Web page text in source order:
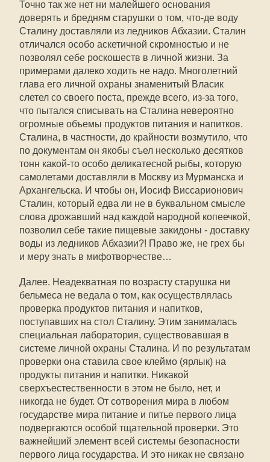
Точно так же нет ни малейшего основания
доверять и бредням старушки о том, что-де воду
Сталину доставляли из ледников Абхазии. Сталин
отличался особо аскетичной скромностью и не
позволял себе роскошеств в личной жизни. За
примерами далеко ходить не надо. Многолетний
глава его личной охраны знаменитый Власик
слетел со своего поста, прежде всего, из-за того,
что пытался списывать на Сталина невероятно
огромные объемы продуктов питания и напитков.
Сталина, в частности, до крайности возмутило, что
по документам он якобы съел несколько десятков
тонн какой-то особо деликатесной рыбы, которую
самолетами доставляли в Москву из Мурманска и
Архангельска. И чтобы он, Иосиф Виссарионович
Сталин, который едва ли не в буквальном смысле
слова дрожавший над каждой народной копеечкой,
позволил себе такие пищевые закидоны - доставку
воды из ледников Абхазии?! Право же, не грех бы
и меру знать в мифотворчестве…
Далее. Неадекватная по возрасту старушка ни
бельмеса не ведала о том, как осуществлялась
проверка продуктов питания и напитков,
поступавших на стол Сталину. Этим занималась
специальная лаборатория, существовавшая в
системе личной охраны Сталина. И по результатам
проверки она ставила свое клеймо (ярлык) на
продукты питания и напитки. Никакой
сверхъестественности в этом не было, нет, и
никогда не будет. От сотворения мира в любом
государстве мира питание и питье первого лица
подвергаются особой тщательной проверки. Это
важнейший элемент всей системы безопасности
первого лица государства. И это никак не связано